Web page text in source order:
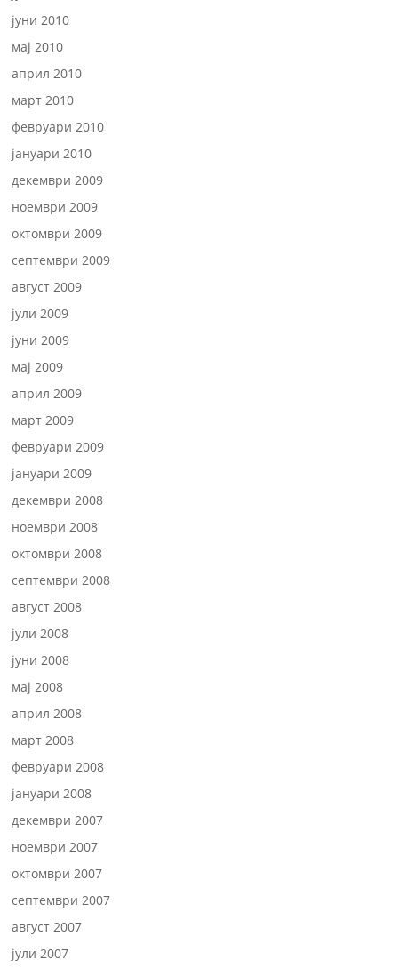
јуни 2010
мај 2010
април 2010
март 2010
февруари 2010
јануари 2010
декември 2009
ноември 2009
октомври 2009
септември 2009
август 2009
јули 2009
јуни 2009
мај 2009
април 2009
март 2009
февруари 2009
јануари 2009
декември 2008
ноември 2008
октомври 2008
септември 2008
август 2008
јули 2008
јуни 2008
мај 2008
април 2008
март 2008
февруари 2008
јануари 2008
декември 2007
ноември 2007
октомври 2007
септември 2007
август 2007
јули 2007